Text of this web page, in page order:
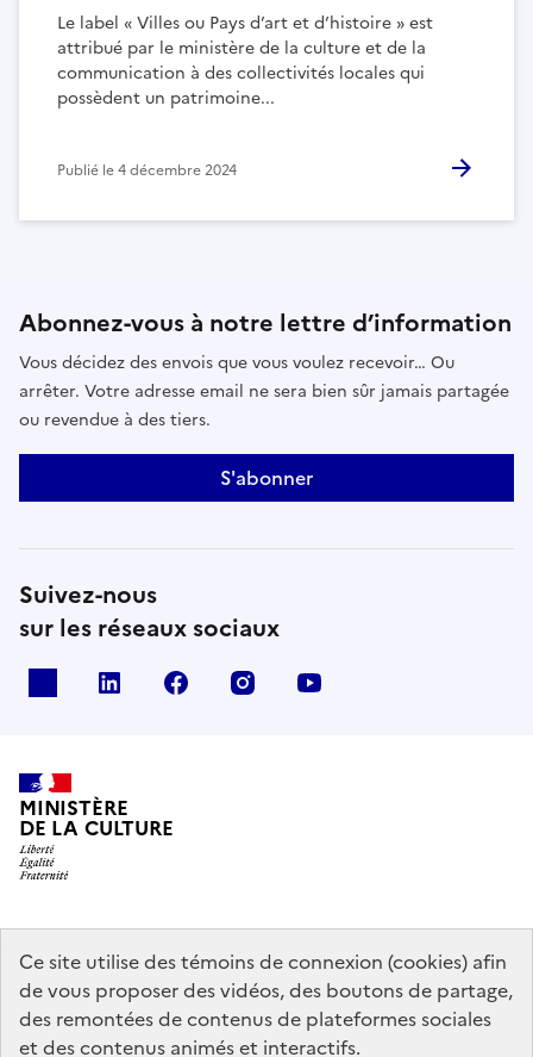
Ce site utilise des témoins de connexion (cookies) afin
de vous proposer des vidéos, des boutons de partage,
des remontées de contenus de plateformes sociales
et des contenus animés et interactifs.
Le label « Villes ou Pays d’art et d’histoire » est
attribué par le ministère de la culture et de la
communication à des collectivités locales qui
possèdent un patrimoine...
Publié le4 décembre 2024
Abonnez-vous à notre lettre d’information
Vous décidez des envois que vous voulez recevoir… Ou
arrêter. Votre adresse email ne sera bien sûr jamais partagée
ou revendue à des tiers.
S'abonner
Suivez-nous
sur les réseaux sociaux
linkedin facebook instagram
MINISTÈRE
DE LA CULTURE
data.gouv.fr legifrance.gouv.fr
info.gouv.fr
service-public.gouv.fr